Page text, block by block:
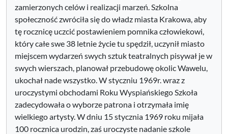
zamierzonych celów i realizacji marzeń. Szkolna
społeczność zwróciła się do władz miasta Krakowa, aby
tę rocznicę uczcić postawieniem pomnika człowiekowi,
który całe swe 38 letnie życie tu spędził, uczynił miasto
miejscem wydarzeń swych sztuk teatralnych pisywał je w
swych wierszach, planował przebudowę okolic Wawelu,
ukochał nade wszystko. W styczniu 1969r. wraz z
uroczystymi obchodami Roku Wyspiańskiego Szkoła
zadecydowała o wyborze patrona i otrzymała imię
wielkiego artysty. W dniu 15 stycznia 1969 roku mijała
100 rocznica urodzin, zaś uroczyste nadanie szkole